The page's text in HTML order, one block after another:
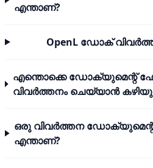
എന്താണ്?
OpenL ഡോക്
എന്തൊക്കെ ഡോക്യുമെന്റ്
വിവർത്തനം ചെയ്യാൻ
ഒരു വിവർത്തന
എന്താണ്?